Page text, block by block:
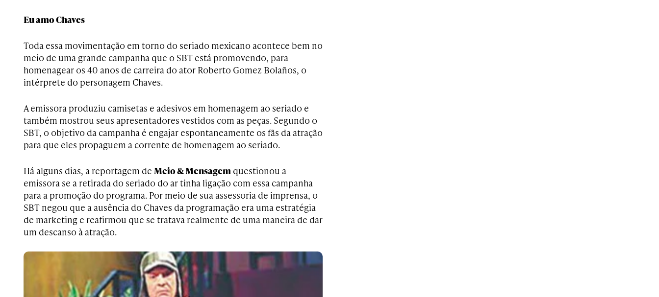
Eu amo Chaves
Toda essa movimentação em torno do seriado mexicano acontece bem no
meio de uma grande campanha que o SBT está promovendo, para
homenagear os 40 anos de carreira do ator Roberto Gomez Bolaños, o
intérprete do personagem Chaves.
A emissora produziu camisetas e adesivos em homenagem ao seriado e
também mostrou seus apresentadores vestidos com as peças. Segundo o
SBT, o objetivo da campanha é engajar espontaneamente os fãs da atração
para que eles propaguem a corrente de homenagem ao seriado.
Há alguns dias, a reportagem de Meio & Mensagem questionou a
emissora se a retirada do seriado do ar tinha ligação com essa campanha
para a promoção do programa. Por meio de sua assessoria de imprensa, o
SBT negou que a ausência do Chaves da programação era uma estratégia
de marketing e reafirmou que se tratava realmente de uma maneira de dar
um descanso à atração.